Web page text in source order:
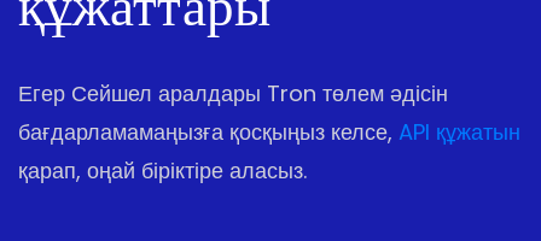
Егер Сейшел аралдары Tron төлем әдісін
бағдарламамаңызға қосқыңыз келсе, API құжатын
қарап, оңай біріктіре аласыз.